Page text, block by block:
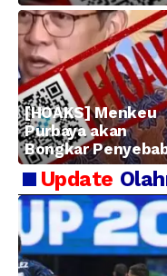
[HOAKS] Menkeu
Purbaya akan
Bongkar
Kerugian BUMN
Update